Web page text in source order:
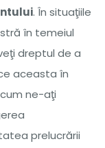
. În situaţiile
în temeiul
dreptul de a
aceasta în
ne-aţi
prelucrării